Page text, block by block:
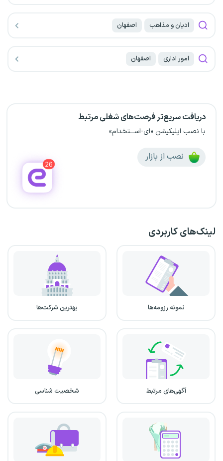
ادیان و مذاهب اصفهان
امور اداری اصفهان
دریافت سریع‌تر فرصت‌های شغلی مرتبط
با نصب اپلیکیشن «ای-اســـتخدام»
نصب از بازار
لینک‌های کاربردی
نمونه رزومه‌ها بهترین شرکت‌ها
آگهی‌های مرتبط شخصیت شناسی